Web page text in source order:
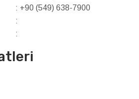
: +90 (549) 638-7900
:
: